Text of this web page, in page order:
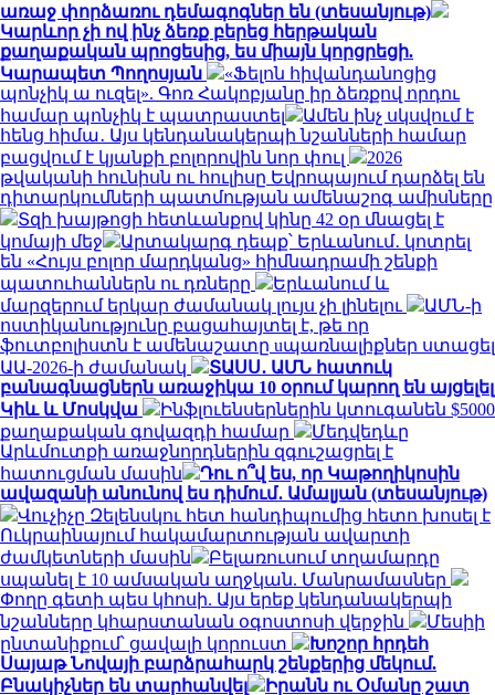
առաջ փորձառու դեմագոգներ են (տեսանյութ)
Կարևոր չի ով ինչ ձեռք բերեց հերթական
քաղաքական պրոցեսից, ես միայն կորցրեցի.
Կարապետ Պողոսյան
«Ֆելոն հիվանդանոցից
պոնչիկ ա ուզել». Գոռ Հակոբյանը իր ձեռքով որդու
համար պոնչիկ է պատրաստել
Ամեն ինչ սկսվում է
հենց հիմա․ Այս կենդանակերպի նշանների համար
բացվում է կյանքի բոլորովին նոր փուլ
2026
թվականի հունիսն ու հուլիսը Եվրոպայում դարձել են
դիտարկումների պատմության ամենաշոգ ամիսները
Տզի խայթոցի հետևանքով կինը 42 օր մնացել է
կոմայի մեջ
Արտակարգ դեպք՝ Երևանում․ կոտրել
են «Հույս բոլոր մարդկանց» հիմնադրամի շենքի
պատուհաններն ու դռները
Երևանում և
մարզերում երկար ժամանակ լույս չի լինելու
ԱՄՆ-ի
ոստիկանությունը բացահայտել է, թե որ
ֆուտբոլիստն է ամենաշատը uպառնալիքներ ստացել
ԱԱ-2026-ի ժամանակ
ՏԱՍՍ․ ԱՄՆ հատուկ
բանագնացներն առաջիկա 10 օրում կարող են այցելել
Կիև և Մոսկվա
Ինֆլուենսերներին կտուգանեն $5000
քաղաքական գովազդի համար
Մեդվեդևը
Արևմուտքի առաջնորդներին զգուշացրել է
հատուցման մասին
Դու ո՞վ ես, որ Կաթողիկոսին
ավազանի անունով ես դիմում․ Ամալյան (տեսանյութ)
Վուչիչը Զելենսկու հետ հանդիպումից հետո խոսել է
Ուկրաինայում հակամարտության ավարտի
ժամկետների մասին
Բելառուսում տղամարդը
սպանել է 10 ամսական աղջկան. Մանրամասներ
Փողը գետի պես կհոսի. Այս երեք կենդանակերպի
նշանները կհարստանան օգոստոսի վերջին
Մեսիի
ընտանիքում՝ ցավալի կորուստ
Խոշոր հրդեհ
Սայաթ Նովայի բարձրահարկ շենքերից մեկում.
Բնակիչներ են տարհանվել
Իրանն ու Օմանը շատ